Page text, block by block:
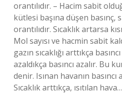
orantılıdır. – Hacim sabit
kütlesi başına düşen basınç,
orantılıdır. Sıcaklık artarsa
Mol sayısı ve hacmin sabit
gazın sıcaklığı arttıkça
azaldıkça basıncı azalır. Bu
denir. Isınan havanın basıncı
Sıcaklık arttıkça, ısıtılan hava…